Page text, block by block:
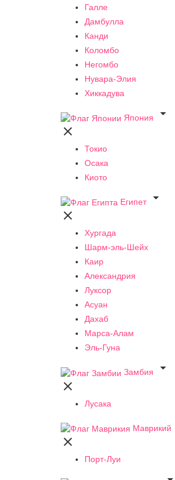
Галле
Дамбулла
Канди
Коломбо
Негомбо
Нувара-Элия
Хиккадува
Япония


Токио
Осака
Киото
Египет


Хургада
Шарм-эль-Шейх
Каир
Александрия
Луксор
Асуан
Дахаб
Марса-Алам
Эль-Гуна
Замбия


Лусака
Маврикий

Порт-Луи